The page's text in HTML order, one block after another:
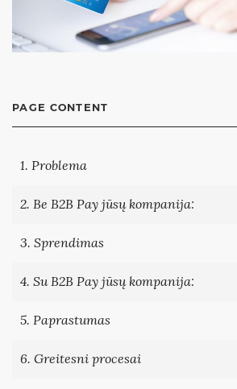
PAGE CONTENT
1. Problema
2. Be B2B Pay jūsų kompanija:
3. Sprendimas
4. Su B2B Pay jūsų kompanija:
5. Paprastumas
6. Greitesni procesai